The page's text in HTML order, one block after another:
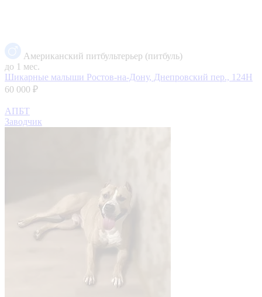
Американский питбультерьер (питбуль)
до 1 мес.
Шикарные малыши Ростов-на-Дону, Днепровский пер., 124Н
60 000 ₽
АПБТ
Заводчик